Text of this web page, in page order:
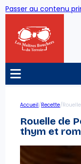
Passer au contenu
Accueil/Recette/
Rouelle de
thym et